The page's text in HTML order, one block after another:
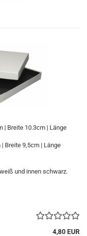
| Breite 10.3cm | Länge
Breite 9,5cm | Länge
und innen schwarz.
4,80 EUR